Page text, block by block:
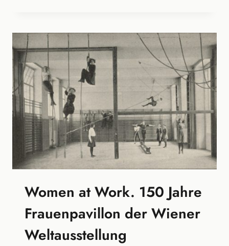
Women at Work. 150 Jahre
Frauenpavillon der Wiener
Weltausstellung